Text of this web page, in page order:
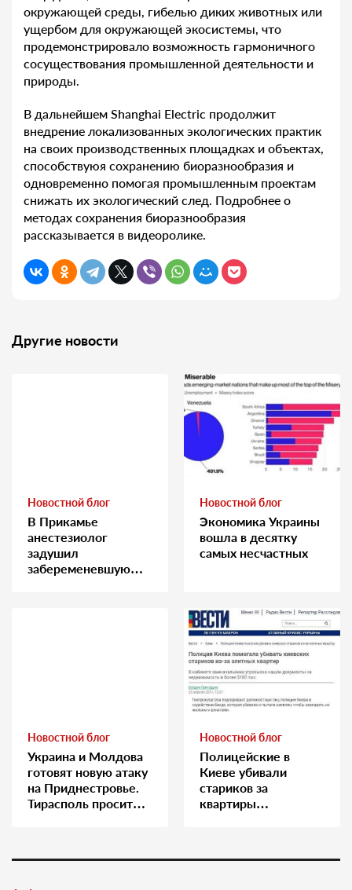
окружающей среды, гибелью диких животных или
ущербом для окружающей экосистемы, что
продемонстрировало возможность гармоничного
сосуществования промышленной деятельности и
природы.
В дальнейшем Shanghai Electric продолжит
внедрение локализованных экологических практик
на своих производственных площадках и объектах,
способствуюя сохранению биоразнообразия и
одновременно помогая промышленным проектам
снижать их экологический след. Подробнее о
методах сохранения биоразнообразия
рассказывается в видеоролике.
Другие новости
Новостной блог
В Прикамье
анестезиолог
задушил
забеременевшую
Новостной блог
Экономика Украины
вошла в десятку
самых несчастных
Новостной блог
Украина и Молдова
готовят новую атаку
на Приднестровье.
Тирасполь просит
Новостной блог
Полицейские в
Киеве убивали
стариков за
квартиры…